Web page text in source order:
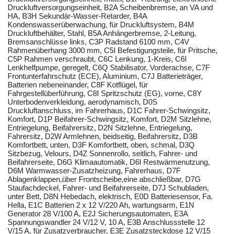
Druckluftversorgungseinheit, B2A Scheibenbremse, an VA und
HA, B3H Sekundär-Wasser-Retarder, B4A
Kondenswasserüberwachung, für Druckluftsystem, B4M
Druckluftbehälter, Stahl, B5A Anhängerbremse, 2-Leitung,
Bremsanschlüsse links, C3P Radstand 6100 mm, C4V
Rahmenüberhang 3000 mm, C5I Befestigungsteile, für Pritsche,
C5P Rahmen verschraubt, C6C Lenkung, 1-Kreis, C6I
Lenkhelfpumpe, geregelt, C6Q Stabilisator, Vorderachse, C7F
Frontunterfahrschutz (ECE), Aluminium, C7J Batterieträger,
Batterien nebeneinander, C8F Kotflügel, für
Fahrgestellüberführung, C8I Spritzschutz (EG), vorne, C8Y
Unterbodenverkleidung, aerodynamisch, D0S
Druckluftanschluss, im Fahrerhaus, D1C Fahrer-Schwingsitz,
Komfort, D1P Beifahrer-Schwingsitz, Komfort, D2M Sitzlehne,
Entriegelung, Beifahrersitz, D2N Sitzlehne, Entriegelung,
Fahrersitz, D2W Armlehnen, beidseitig, Beifahrersitz, D3B
Komfortbett, unten, D3F Komfortbett, oben, schmal, D3Q
Sitzbezug, Velours, D4Z Sonnenrollo, seitlich, Fahrer- und
Beifahrerseite, D6G Klimaautomatik, D6I Restwärmenutzung,
D6M Warmwasser-Zusatzheizung, Fahrerhaus, D7F
Ablagenklappen,über Frontscheibe,eine abschließbar, D7G
Staufachdeckel, Fahrer- und Beifahrerseite, D7J Schubladen,
unter Bett, D8N Hebedach, elektrisch, E0D Batteriesensor, Fa.
Hella, E1C Batterien 2 x 12 V/220 Ah, wartungsarm, E1N
Generator 28 V/100 A, E2J Sicherungsautomaten, E3A
Spannungswandler 24 V/12 V, 10 A, E3B Anschlussstelle 12
V/15 A, für Zusatzverbraucher, E3E Zusatzsteckdose 12 V/15